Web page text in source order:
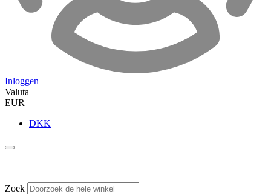
Inloggen
Valuta
EUR
DKK
Zoek